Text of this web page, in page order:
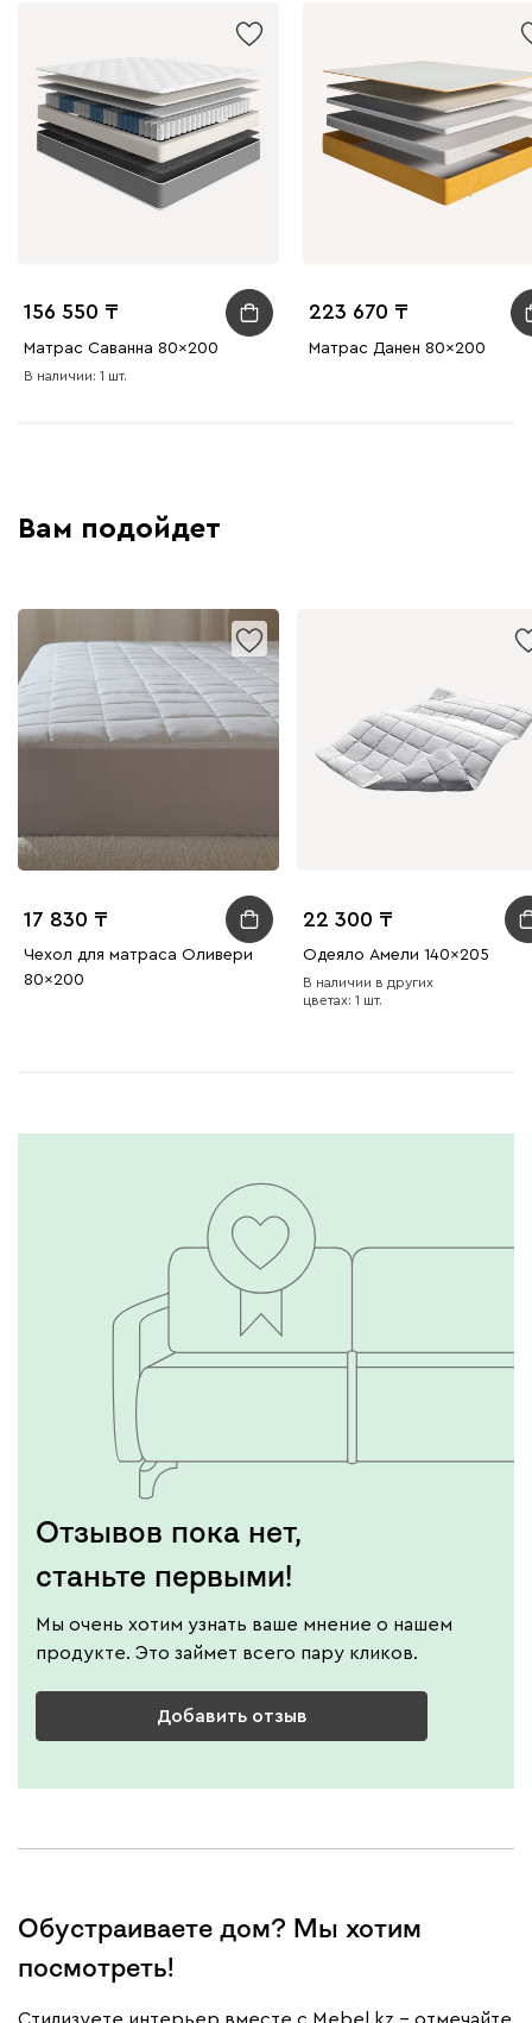
156 550
Матрас Саванна 80x200
В наличии: 1 шт.
223 670
Матрас Данен 80x200
Вам подойдет
17 830
Чехол для матраса Оливери
80x200
22 300
Одеяло Амели 140x205
В наличии в других
цветах: 1 шт.
Отзывов пока нет,
станьте первыми!
Мы очень хотим узнать ваше мнение о нашем
продукте. Это займет всего пару кликов.
Добавить отзыв
Обустраиваете дом? Мы хотим
посмотреть!